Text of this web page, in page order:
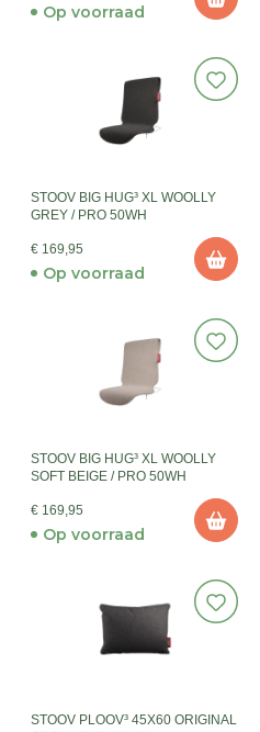
Op voorraad
STOOV BIG HUG³ XL WOOLLY
GREY / PRO 50WH
€ 169,95
Op voorraad
STOOV BIG HUG³ XL WOOLLY
SOFT BEIGE / PRO 50WH
€ 169,95
Op voorraad
STOOV PLOOV³ 45X60 ORIGINAL